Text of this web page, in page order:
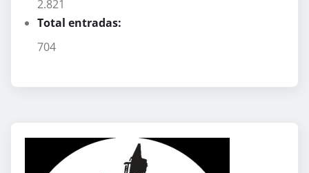
2.821
Total entradas:
704